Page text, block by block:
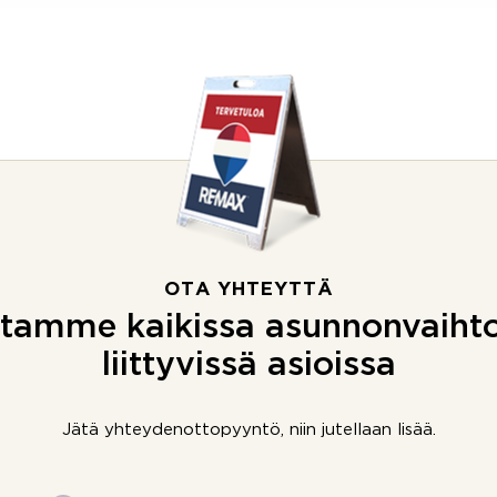
OTA YHTEYTTÄ
kaikissa
liittyvissä asioissa
Jätä yhteydenottopyyntö, niin jutellaan lisää.